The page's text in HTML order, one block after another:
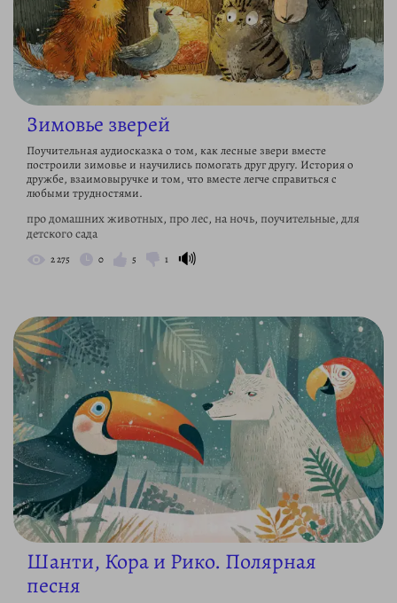
Зимовье зверей
Поучительная аудиосказка о том, как лесные звери вместе
построили зимовье и научились помогать друг другу. История о
дружбе, взаимовыручке и том, что вместе легче справиться с
любыми трудностями.
про домашних животных, про лес, на ночь, поучительные, для
детского сада
2 275 0 5 1 🔊
Шанти, Кора и Рико. Полярная
песня